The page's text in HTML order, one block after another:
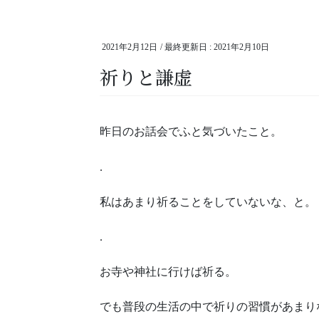
2021年2月12日 / 最終更新日 :2021年2月10日
祈りと謙虚
昨日のお話会でふと気づいたこと。
.
私はあまり祈ることをしていないな、と。
.
お寺や神社に行けば祈る。
でも普段の生活の中で祈りの習慣があまり